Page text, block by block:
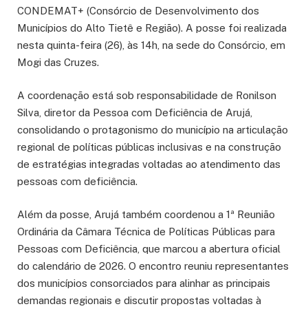
CONDEMAT+ (Consórcio de Desenvolvimento dos
Municípios do Alto Tietê e Região). A posse foi realizada
nesta quinta-feira (26), às 14h, na sede do Consórcio, em
Mogi das Cruzes.
A coordenação está sob responsabilidade de Ronilson
Silva, diretor da Pessoa com Deficiência de Arujá,
consolidando o protagonismo do município na articulação
regional de políticas públicas inclusivas e na construção
de estratégias integradas voltadas ao atendimento das
pessoas com deficiência.
Além da posse, Arujá também coordenou a 1ª Reunião
Ordinária da Câmara Técnica de Políticas Públicas para
Pessoas com Deficiência, que marcou a abertura oficial
do calendário de 2026. O encontro reuniu representantes
dos municípios consorciados para alinhar as principais
demandas regionais e discutir propostas voltadas à